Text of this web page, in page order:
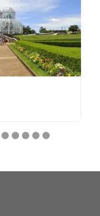
de interesse.
viagens nacionais e
famílias, grupos de